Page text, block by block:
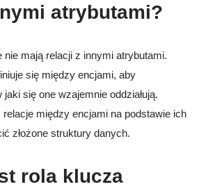
atrybutami?
mają relacji z innymi atrybutami.
się między encjami, aby
się one wzajemnie oddziałują.
między encjami na podstawie ich
złożone struktury danych.
rola klucza